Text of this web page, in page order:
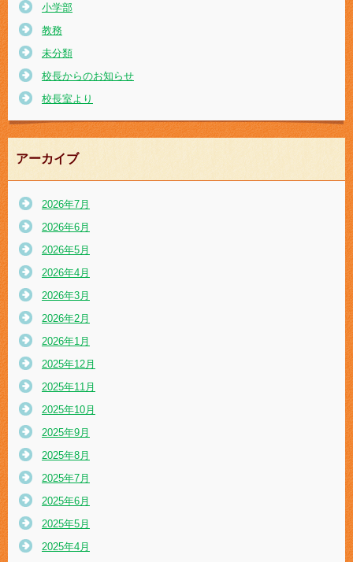
小学部
教務
未分類
校長からのお知らせ
校長室より
アーカイブ
2026年7月
2026年6月
2026年5月
2026年4月
2026年3月
2026年2月
2026年1月
2025年12月
2025年11月
2025年10月
2025年9月
2025年8月
2025年7月
2025年6月
2025年5月
2025年4月